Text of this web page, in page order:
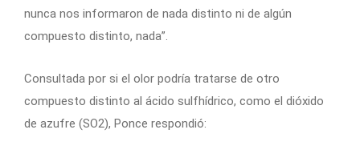
nunca nos informaron de nada distinto ni de algún
compuesto distinto, nada”.
Consultada por si el olor podría tratarse de otro
compuesto distinto al ácido sulfhídrico, como el dióxido
de azufre (SO2), Ponce respondió: